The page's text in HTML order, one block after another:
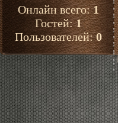
Онлайн всего:1
Гостей:1
Пользователей:0